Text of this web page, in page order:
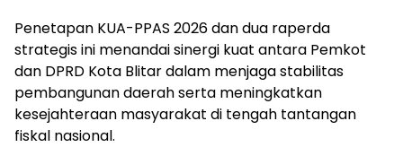
Penetapan KUA-PPAS 2026 dan dua raperda
strategis ini menandai sinergi kuat antara Pemkot
dan DPRD Kota Blitar dalam menjaga stabilitas
pembangunan daerah serta meningkatkan
kesejahteraan masyarakat di tengah tantangan
fiskal nasional.